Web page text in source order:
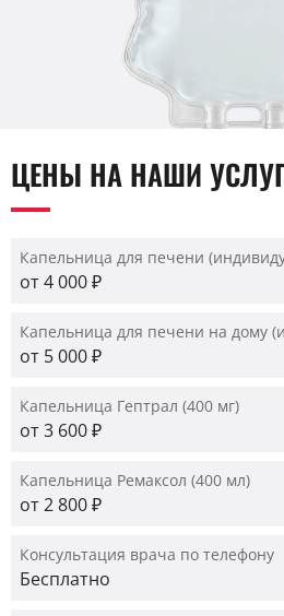
ЦЕНЫ НА НАШИ
Капельница для печени
от 4 000 ₽
Капельница для печени на дому
от 5 000 ₽
Капельница Гептрал (400 мг)
от 3 600 ₽
Капельница Ремаксол (400 мл)
от 2 800 ₽
Консультация врача по телефону
Бесплатно